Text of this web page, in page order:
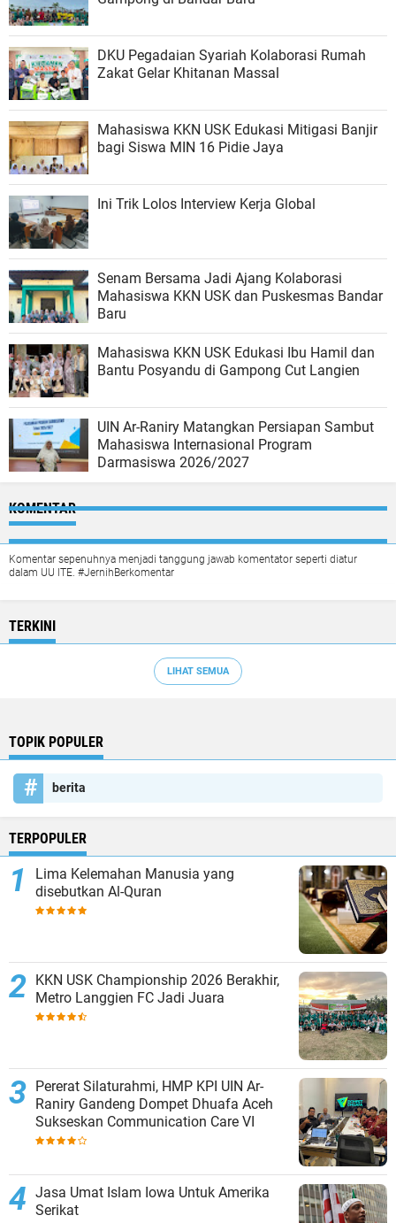
DKU Pegadaian Syariah Kolaborasi Rumah
Zakat Gelar Khitanan Massal
Mahasiswa KKN USK Edukasi Mitigasi Banjir
bagi Siswa MIN 16 Pidie Jaya
Ini Trik Lolos Interview Kerja Global
Senam Bersama Jadi Ajang Kolaborasi
Mahasiswa KKN USK dan Puskesmas Bandar
Baru
Mahasiswa KKN USK Edukasi Ibu Hamil dan
Bantu Posyandu di Gampong Cut Langien
UIN Ar-Raniry Matangkan Persiapan Sambut
Mahasiswa Internasional Program
Darmasiswa 2026/2027
KOMENTAR
Komentar sepenuhnya menjadi tanggung jawab komentator seperti diatur
dalam UU ITE. #JernihBerkomentar
TERKINI
LIHAT SEMUA
TOPIK POPULER
berita
TERPOPULER
Lima Kelemahan Manusia yang
disebutkan Al-Quran
KKN USK Championship 2026 Berakhir,
Metro Langgien FC Jadi Juara
Pererat Silaturahmi, HMP KPI UIN Ar-
Raniry Gandeng Dompet Dhuafa Aceh
Sukseskan Communication Care VI
Jasa Umat Islam Iowa Untuk Amerika
Serikat